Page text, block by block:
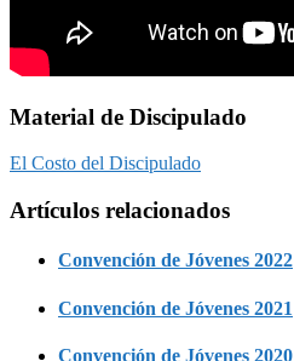
Material de Discipulado
El Costo del Discipulado
Artículos relacionados
Convención de Jóvenes 2022
Convención de Jóvenes 2021
Convención de Jóvenes 2020